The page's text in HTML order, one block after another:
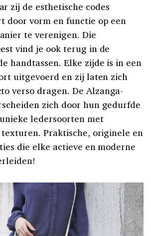
zij de esthetische codes
door vorm en functie op een
te verenigen. Die
vind je ook terug in de
handtassen. Elke zijde is in een
uitgevoerd en zij laten zich
verso dragen. De Alzanga-
zich door hun gedurfde
ledersoorten met
Praktische, originele en
die elke actieve en moderne